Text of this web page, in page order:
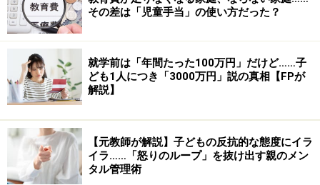
URL：www.child-ring.com/
※記事内容は執筆時点のものです。最新の内容をご確認くださ
い。
※乳幼児の発育には個人差があります。記事内容は全ての乳幼児
への有効性を保証するものではありません。気になる徴候が見ら
れる場合は、自己判断せず、必ず医療機関に相談してください。
【編集部おすすめの購入サイト】
Amazonで子育ての書籍をチェック！
その差は「児童手当」の使い方だった？
就学前は「年間たった100万円」だけど……子
ども1人につき「3000万円」説の真相【FPが
解説】
【元教師が解説】子どもの反抗的な態度にイラ
イラ……「怒りのループ」を抜け出す親のメン
タル管理術